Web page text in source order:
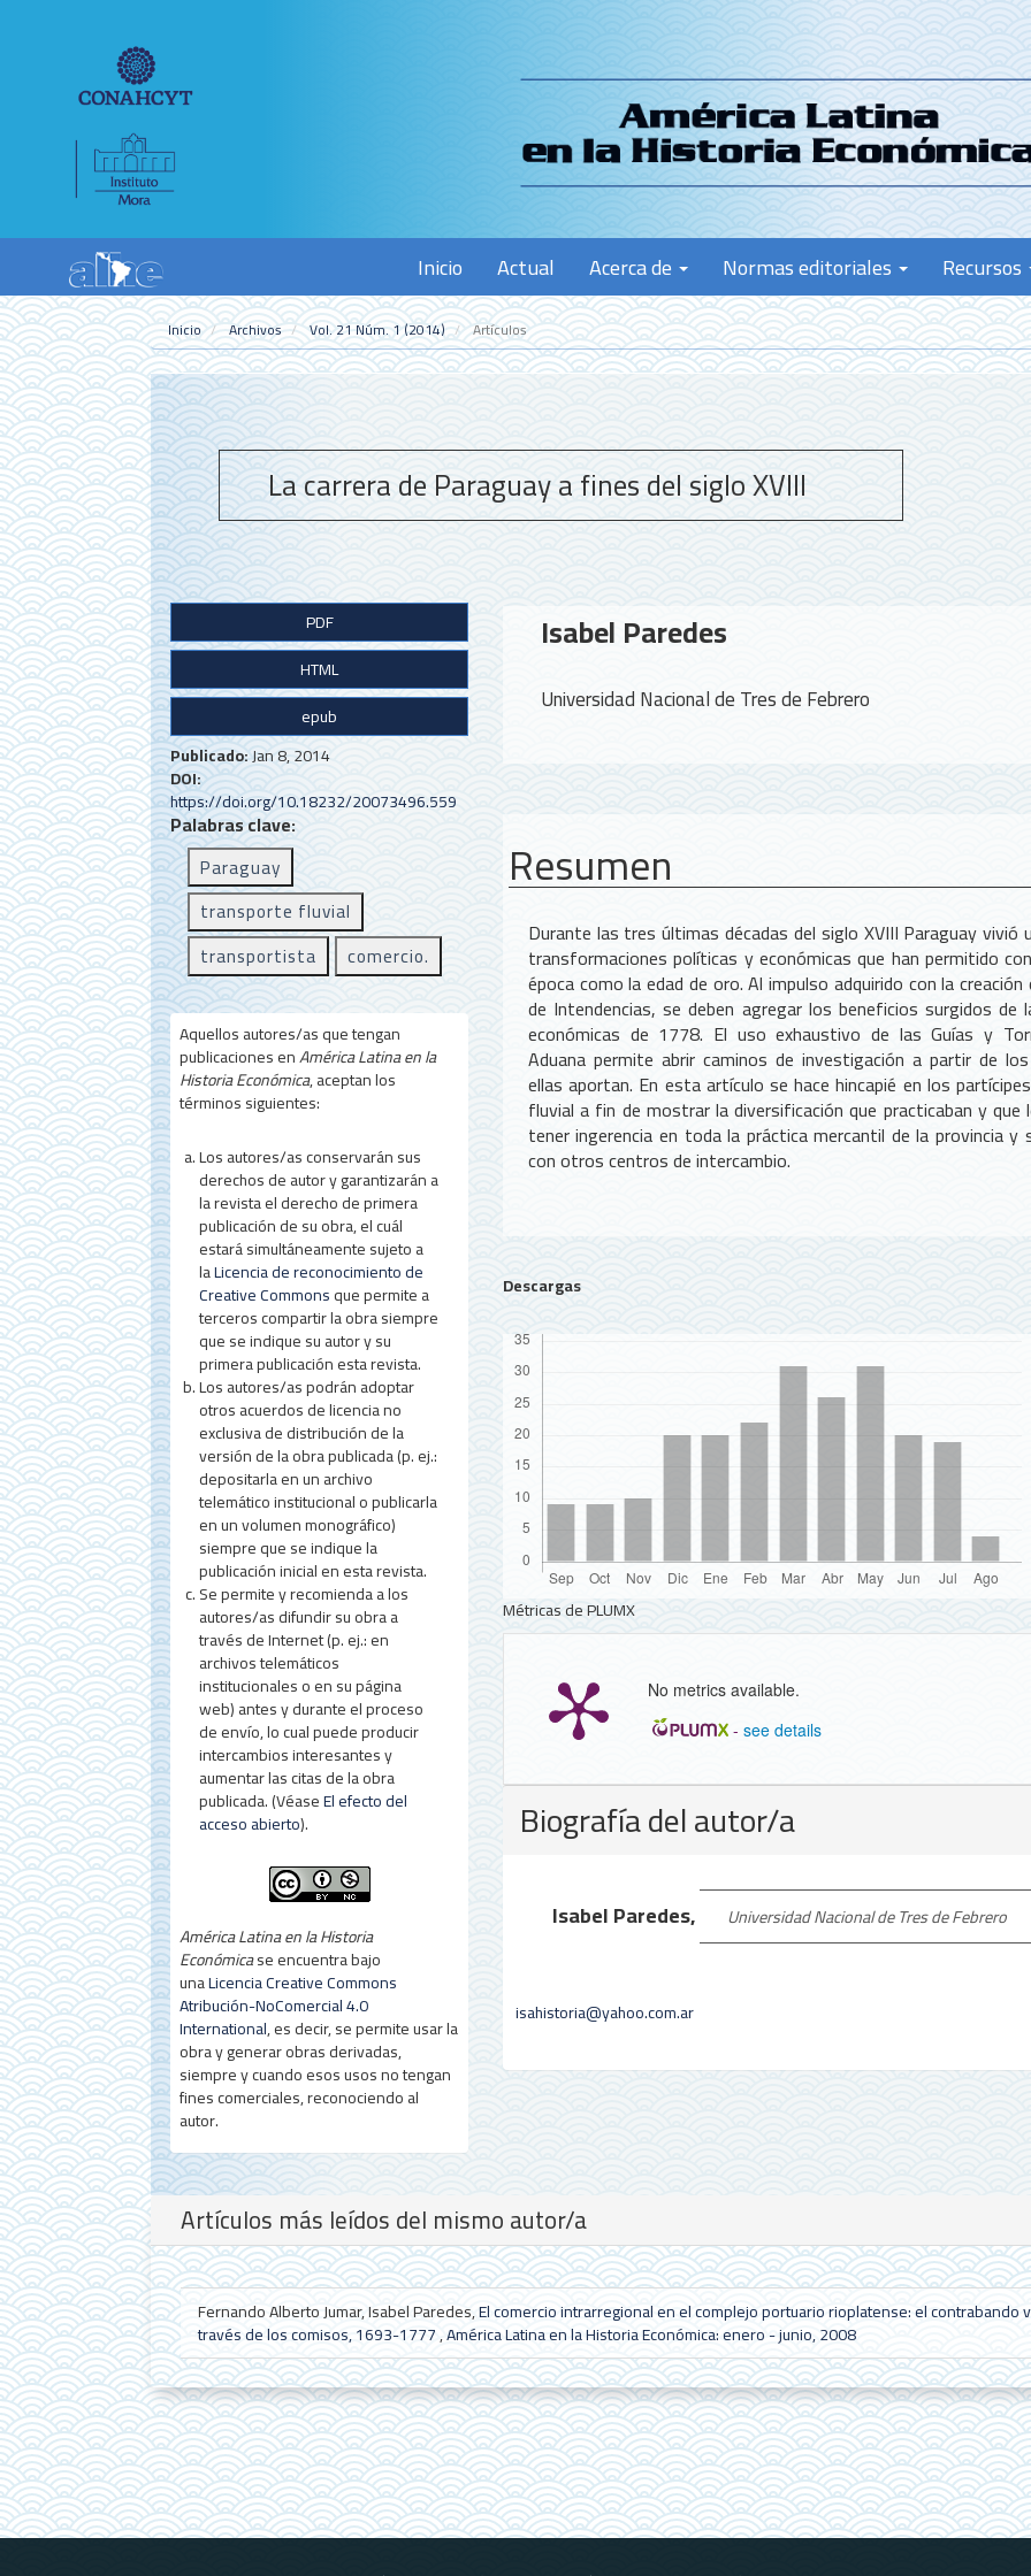
Contenido
Barra
Inicio Actual Acerca de Normas editoriales Recursos
Inicio Archivos Vol. 21 Núm. 1 (2014) Artículos
La carrera de Paraguay a fines del siglo XVIII
B
a
r
r
a
l
a
t
e
r
a
l
d
e
l
a
r
t
í
c
u
l
o
PDF
HTML
epub
Publicado:Jan 8, 2014
DOI:
https://doi.org/10.18232/20073496.559
Palabras clave:
Paraguay
transporte fluvial
transportista
comercio.
Aquellos autores/as que tengan
publicaciones enAmérica Latina en la
Historia Económica, aceptan los
términos siguientes:
Los autores/as conservarán sus
derechos de autor y garantizarán a
la revista el derecho de primera
publicación de su obra, el cuál
estará simultáneamente sujeto a
laLicencia de reconocimiento de
Creative Commonsque permite a
terceros compartir la obra siempre
que se indique su autor y su
primera publicación esta revista.
Los autores/as podrán adoptar
otros acuerdos de licencia no
exclusiva de distribución de la
versión de la obra publicada (p. ej.:
depositarla en un archivo
telemático institucional o publicarla
en un volumen monográfico)
siempre que se indique la
publicación inicial en esta revista.
Se permite y recomienda a los
autores/as difundir su obra a
través de Internet (p. ej.: en
archivos telemáticos
institucionales o en su página
web) antes y durante el proceso
de envío, lo cual puede producir
intercambios interesantes y
aumentar las citas de la obra
publicada. (VéaseEl efecto del
acceso abierto).
América Latina en la Historia
Económicase encuentra bajo
unaLicencia Creative Commons
Atribución-NoComercial 4.0
International, es decir, se permite usar la
obra y generar obras derivadas,
siempre y cuando esos usos no tengan
fines comerciales, reconociendo al
autor.
Contenido
principal
del
artículo
Isabel Paredes
Universidad Nacional de Tres de Febrero
Resumen
Durante las tres últimas décadas del siglo XVIII Paraguay vivió
transformaciones políticas y económicas que han permitido
época como la edad de oro. Al impulso adquirido con la creación
de Intendencias, se deben agregar los beneficios surgidos de
económicas de 1778. El uso exhaustivo de las Guías y
Aduana permite abrir caminos de investigación a partir de
ellas aportan. En esta artículo se hace hincapié en los
fluvial a fin de mostrar la diversificación que practicaban y que
tener ingerencia en toda la práctica mercantil de la provincia y
con otros centros de intercambio.
Descargas
Métricas de PLUMX
No metrics available.
- see details
Detalles
del
Biografía del autor/a
Isabel Paredes, Universidad Nacional de Tres de Febrero
isahistoria@yahoo.com.ar
Artículos más leídos del mismo autor/a
Fernando Alberto Jumar, Isabel Paredes,El comercio intrarregional en el complejo portuario rioplatense: el contrabando
través de los comisos, 1693-1777,América Latina en la Historia Económica: enero - junio, 2008